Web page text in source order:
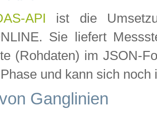
API ist die
Sie liefert
(Rohdaten) im JSON-
und kann sich noch
Ganglinien